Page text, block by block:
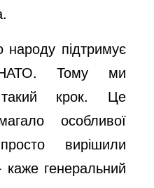
народу підтримує
Тому ми
крок. Це
особливої
вирішили
генеральний